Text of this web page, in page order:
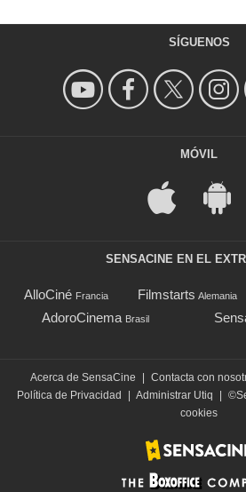
SÍGUENOS
MÓVIL
SENSACINE EN EL
AlloCiné Francia Filmstarts Alemania
AdoroCinema Brasil
Acerca de SensaCine | Contacta con
Política de Privacidad
| Administrar Utiq |
cookies